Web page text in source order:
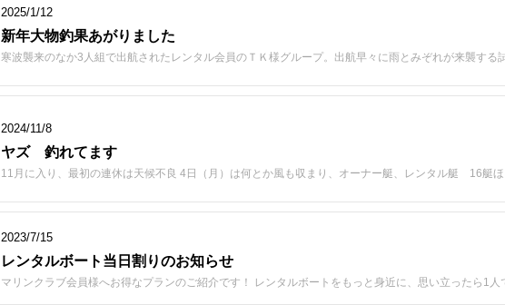
2025/1/12
新年大物釣果あがりました
寒波襲来のなか3人組で出航されたレンタル会員のＴＫ様グループ。出航早々に雨とみぞれが来襲す
2024/11/8
ヤズ 釣れてます
11月に入り、最初の連休は天候不良 4日（月）は何とか風も収まり、オーナー艇、レンタル艇 16艇
2023/7/15
レンタルボート当日割りのお知らせ
マリンクラブ会員様へお得なプランのご紹介です！ レンタルボートをもっと身近に、思い立ったら1